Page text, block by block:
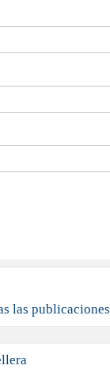
las publicaciones